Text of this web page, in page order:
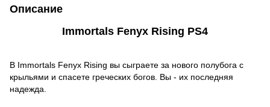
Описание
Immortals Fenyx Rising PS4
В Immortals Fenyx Rising вы сыграете за нового полубога с
крыльями и спасете греческих богов. Вы - их последняя
надежда.